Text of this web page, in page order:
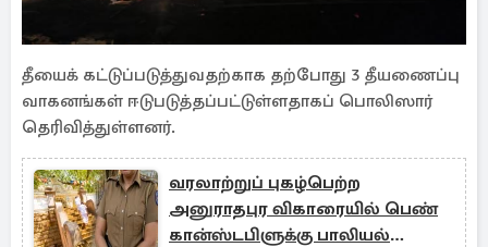
தீயைக் கட்டுப்படுத்துவதற்காக தற்போது 3 தீயணைப்பு
வாகனங்கள் ஈடுபடுத்தப்பட்டுள்ளதாகப் பொலிஸார்
தெரிவித்துள்ளனர்.
வரலாற்றுப் புகழ்பெற்ற
அனுராதபுர விகாரையில் பெண்
கான்ஸ்டபிளுக்கு பாலியல்